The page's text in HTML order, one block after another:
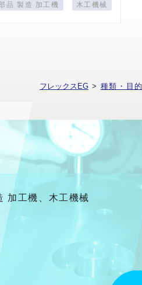
品 製造 加工機 木工機械
フレックスEG> 種類・目的
加工機、木工機械